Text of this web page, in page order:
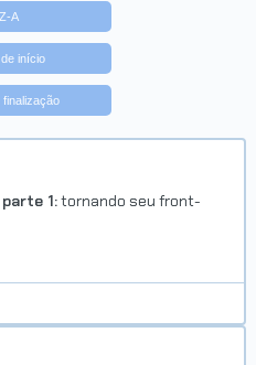
Z-A
início
finalização
1:tornando seu front-